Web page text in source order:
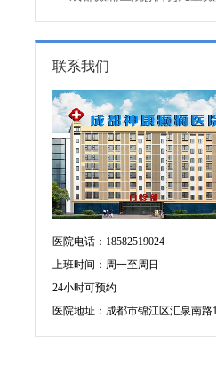
治疗好吗?
联系我们
医院电话：18582519024
上班时间：周一至周日
24小时可预约
医院地址：成都市锦江区汇泉南路